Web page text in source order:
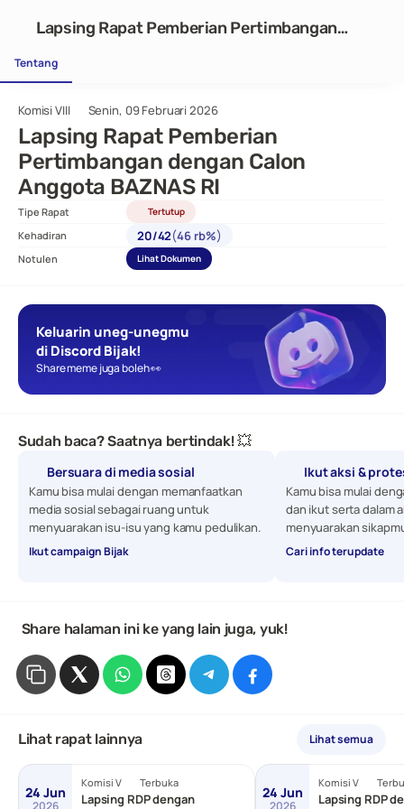
Komisi VIII Senin, 09 Februari 2026
Lapsing Rapat Pemberian
Pertimbangan dengan Calon
Anggota BAZNAS RI
Tipe Rapat Tertutup
Kehadiran 20/42(46 rb%)
Notulen Lihat Dokumen
Keluarin uneg-unegmu
di Discord Bijak!
Share meme juga boleh 👀
Sudah baca? Saatnya bertindak! 💥
Bersuara di media sosial
Kamu bisa mulai dengan memanfaatkan
media sosial sebagai ruang untuk
menyuarakan isu-isu yang kamu pedulikan.
Ikut campaign Bijak
Ikut aksi &
Kamu bisa mulai
dan ikut serta dalam
menyuarakan
Cari info terupdate
Share halaman ini ke yang lain juga, yuk!
Lihat rapat lainnya Lihat semua
24 Jun
2026
Komisi V Terbuka
Lapsing RDP dengan
24 Jun
2026
Komisi V
Lapsing RDP
Lapsing Rapat Pemberian Pertimbangan
Tentang